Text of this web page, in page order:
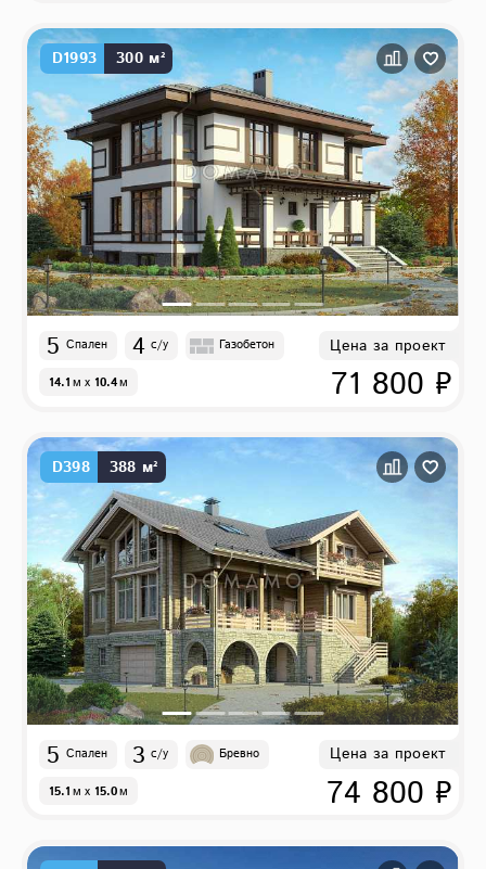
D1993 300 м²
5 Спален 4 с/у Газобетон
14.1м x 10.4м
Цена за проект
71 800 ₽
D398 388 м²
5 Спален 3 с/у Бревно
15.1м x 15.0м
Цена за проект
74 800 ₽